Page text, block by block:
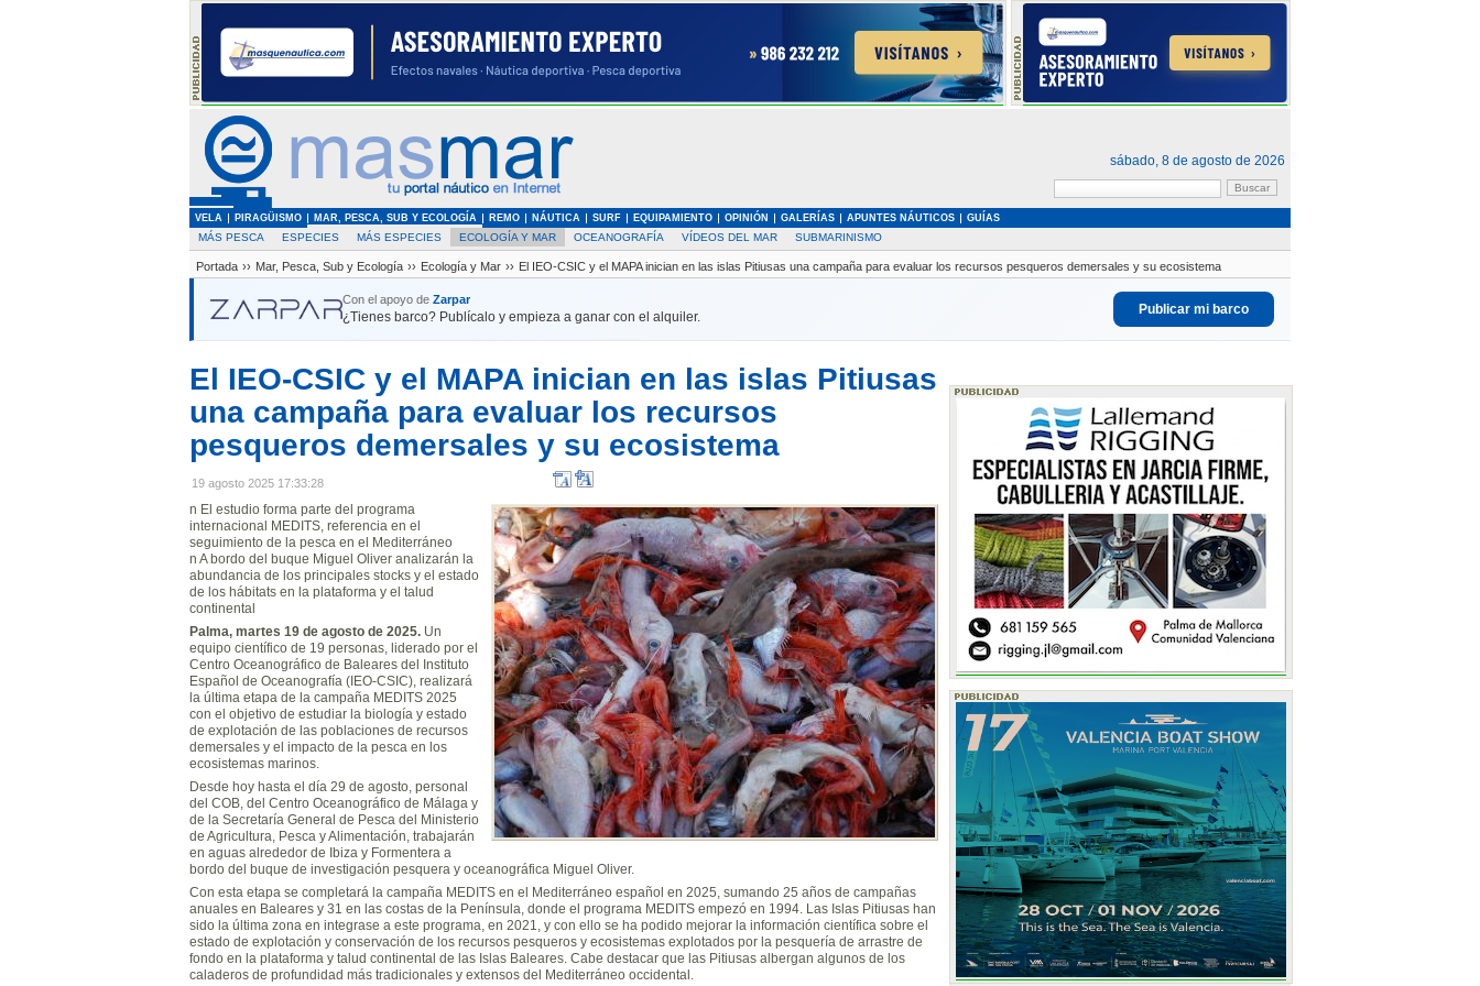
sábado, 8 de agosto de 2026
VELA PIRAGÜISMO MAR, PESCA, SUB Y ECOLOGÍA REMO NÁUTICA SURF EQUIPAMIENTO OPINIÓN GALERÍAS APUNTES NÁUTICOS GUÍAS
MÁS PESCA ESPECIES MÁS ESPECIES ECOLOGÍA Y MAR OCEANOGRAFÍA VÍDEOS DEL MAR SUBMARINISMO
Portada ›› Mar, Pesca, Sub y Ecología ›› Ecología y Mar ›› El IEO-CSIC y el MAPA inician en las islas Pitiusas una campaña para evaluar los recursos pesqueros demersales y su ecosistema
Con el apoyo de Zarpar
¿Tienes barco? Publícalo y empieza a ganar con el alquiler.
Publicar mi barco
El IEO-CSIC y el MAPA inician en las islas Pitiusas
una campaña para evaluar los recursos
pesqueros demersales y su ecosistema
19 agosto 2025 17:33:28
n El estudio forma parte del programa
internacional MEDITS, referencia en el
seguimiento de la pesca en el Mediterráneo
n A bordo del buque Miguel Oliver analizarán la
abundancia de los principales stocks y el estado
de los hábitats en la plataforma y el talud
continental
Palma, martes 19 de agosto de 2025. Un
equipo científico de 19 personas, liderado por el
Centro Oceanográfico de Baleares del Instituto
Español de Oceanografía (IEO-CSIC), realizará
la última etapa de la campaña MEDITS 2025
con el objetivo de estudiar la biología y estado
de explotación de las poblaciones de recursos
demersales y el impacto de la pesca en los
ecosistemas marinos.
Desde hoy hasta el día 29 de agosto, personal
del COB, del Centro Oceanográfico de Málaga y
de la Secretaría General de Pesca del Ministerio
de Agricultura, Pesca y Alimentación, trabajarán
en aguas alrededor de Ibiza y Formentera a
bordo del buque de investigación pesquera y oceanográfica Miguel Oliver.
Con esta etapa se completará la campaña MEDITS en el Mediterráneo español en 2025, sumando 25 años de campañas
anuales en Baleares y 31 en las costas de la Península, donde el programa MEDITS empezó en 1994. Las Islas Pitiusas han
sido la última zona en integrase a este programa, en 2021, y con ello se ha podido mejorar la información científica sobre el
estado de explotación y conservación de los recursos pesqueros y ecosistemas explotados por la pesquería de arrastre de
fondo en la plataforma y talud continental de las Islas Baleares. Cabe destacar que las Pitiusas albergan algunos de los
caladeros de profundidad más tradicionales y extensos del Mediterráneo occidental.